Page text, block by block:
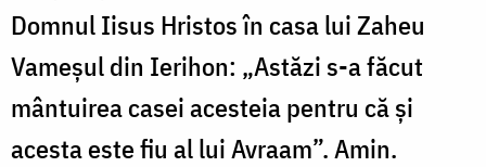
Domnul Iisus Hristos în casa lui Zaheu
Vameşul din Ierihon: „Astăzi s-a făcut
mântuirea casei acesteia pentru că şi
acesta este fiu al lui Avraam”. Amin.